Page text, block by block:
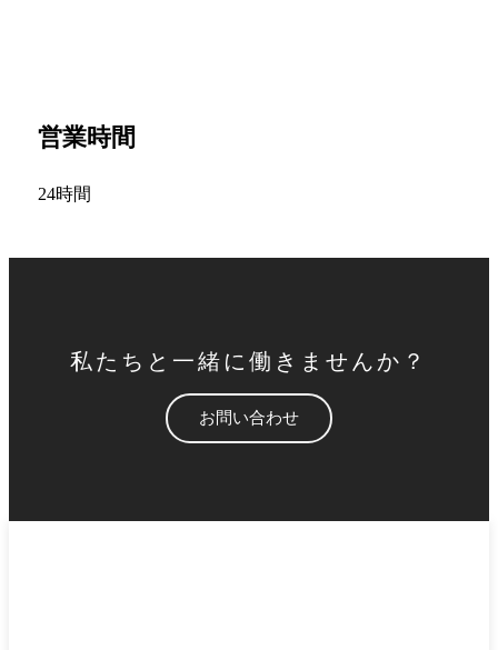
営業時間
24時間
私たちと一緒に働きませんか？
お問い合わせ